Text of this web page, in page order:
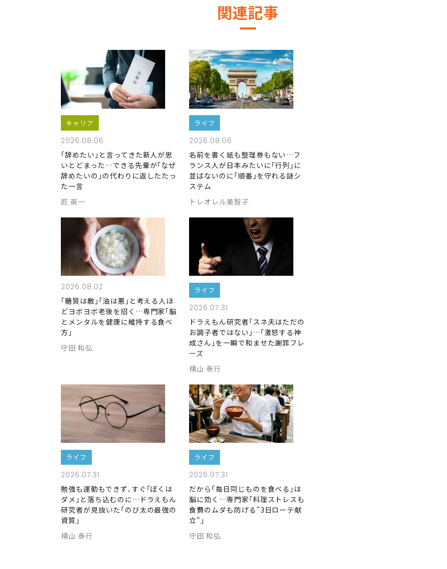
関連記事
キャリア
2026.08.06
｢辞めたい｣と言ってきた新人が思
いとどまった…できる先輩が｢なぜ
辞めたいの｣の代わりに返したたっ
た一言
匠 英一
ライフ
2026.08.06
名前を書く紙も整理券もない…フ
ランス人が日本みたいに｢行列｣に
並ばないのに｢順番｣を守れる謎シ
ステム
トレオレル美智子
2026.08.02
｢糖質は敵｣｢油は悪｣と考える人ほ
どヨボヨボ老後を招く…専門家｢脳
とメンタルを健康に維持する食べ
方｣
守田 和弘
ライフ
2026.07.31
ドラえもん研究者｢スネ夫はただの
お調子者ではない｣…｢激怒する神
成さん｣を一瞬で和ませた謝罪フレ
ーズ
横山 泰行
ライフ
2026.07.31
勉強も運動もできず､すぐ｢ぼくは
ダメ｣と落ち込むのに…ドラえもん
研究者が見抜いた｢のび太の最強の
資質｣
横山 泰行
ライフ
2026.07.31
だから｢毎日同じものを食べる｣は
脳に効く…専門家｢料理ストレスも
食費のムダも防げる"3日ローテ献
立"｣
守田 和弘